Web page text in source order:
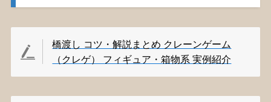
橋渡し コツ・解説まとめ クレーンゲーム
（クレゲ） フィギュア・箱物系 実例紹介